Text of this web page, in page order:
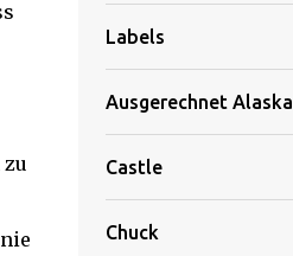
Labels
Ausgerechnet Alaska
Castle
Chuck